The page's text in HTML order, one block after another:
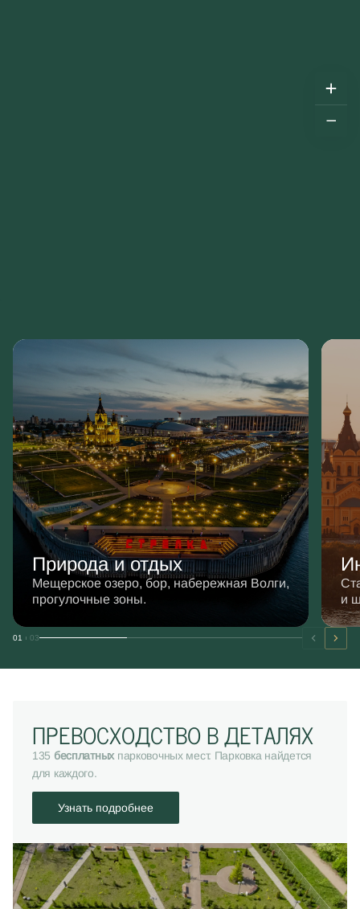
01 03
Природа и отдых
Мещерское озеро, бор, набережная Волги,
прогулочные зоны.
и
ПРЕВОСХОДСТВО В ДЕТАЛЯХ
135 бесплатных парковочных мест. Парковка найдется
для каждого.
Узнать подробнее